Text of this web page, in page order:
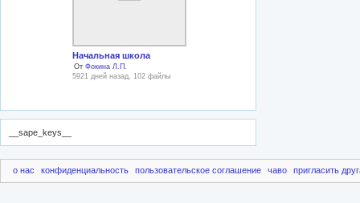
Начальная школа
От Фокина Л.П.
5921 дней назад, 102 файлы
__sape_keys__
о нас конфиденциальность пользовательское соглашение чаво пригласить